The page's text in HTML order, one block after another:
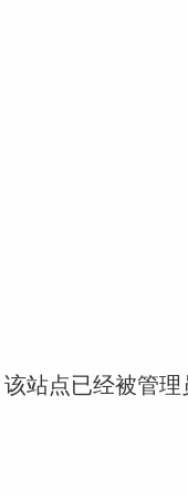
站点已经被管